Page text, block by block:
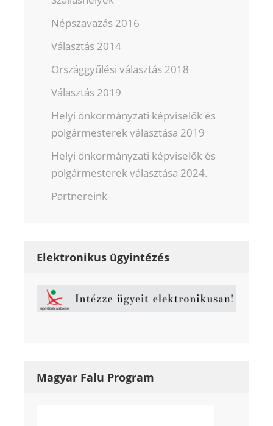
Népszavazás 2016
Választás 2014
Országgyűlési választás 2018
Választás 2019
Helyi önkormányzati képviselők és
polgármesterek választása 2019
Helyi önkormányzati képviselők és
polgármesterek választása 2024.
Partnereink
Elektronikus ügyintézés
Magyar Falu Program